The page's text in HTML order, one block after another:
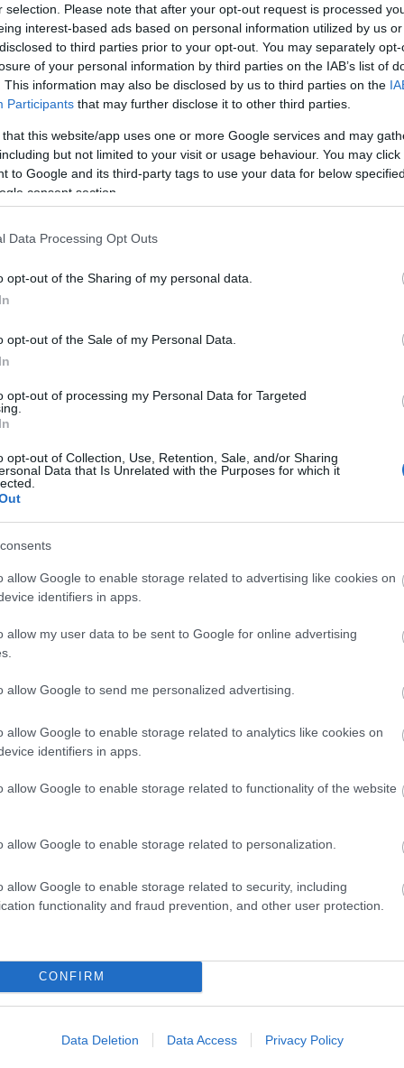
selection. Please note that after your opt-out request is processed
interest-based ads based on personal information utilized by us
to third parties prior to your opt-out. You may separately
of your personal information by third parties on the IAB’s list of
This information may also be disclosed by us to third parties on the
Participants that may further disclose it to other third parties.
that this website/app uses one or more Google services and may
but not limited to your visit or usage behaviour. You may
to Google and its third-party tags to use your data for below
consent section.
Data Processing Opt Outs
opt-out of the Sharing of my personal data.
opt-out of the Sale of my Personal Data.
opt-out of processing my Personal Data for Targeted
opt-out of Collection, Use, Retention, Sale, and/or Sharing
Data that Is Unrelated with the Purposes for which it
allow Google to enable storage related to advertising like cookies on
identifiers in apps.
allow my user data to be sent to Google for online advertising
allow Google to send me personalized advertising.
allow Google to enable storage related to analytics like cookies on
identifiers in apps.
allow Google to enable storage related to functionality of the website
allow Google to enable storage related to personalization.
allow Google to enable storage related to security, including
functionality and fraud prevention, and other user protection.
CONFIRM
Data Deletion Data Access Privacy Policy
ELŐ, MADONNA HATALMASAT
ÉS DÍJAKAT IS ÁTADTAK
BRIT Awards, Nagy-Britannia legfontosabb zenei díjátadója. A
elő készülő lemezéről, Madonna pedig leesett a színpadról. A
- A 2014-ES BRIT AWARDS NAGY
mert a legjobb nemzetközi férfi előadó győztese, David
Királyság egységállamától elszakadni kívánó Skóciának.
CIGIT SZÍVNAK - NOEL
szerinte az egész rendezvény leírható egyetlen momentummal,
szájában felizzott egy elektromos cigaretta. Zöld
TOVÁBB →
komment
& SONS ÉS LANA DEL REY IS